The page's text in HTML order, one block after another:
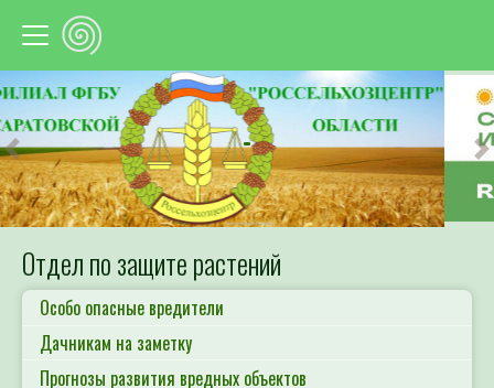
Предыдущий
Отдел по защите растений
Особо опасные вредители
Дачникам на заметку
Прогнозы развития вредных объектов